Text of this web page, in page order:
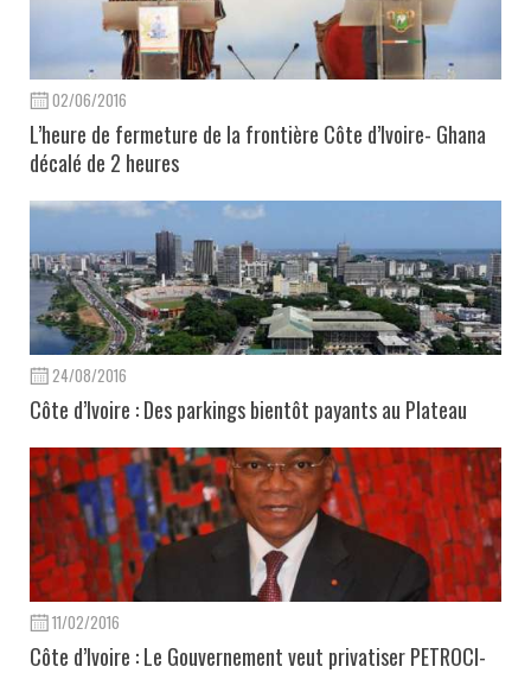
02/06/2016
L’heure de fermeture de la frontière Côte d’Ivoire- Ghana
décalé de 2 heures
24/08/2016
Côte d’Ivoire : Des parkings bientôt payants au Plateau
11/02/2016
Côte d’Ivoire : Le Gouvernement veut privatiser PETROCI-